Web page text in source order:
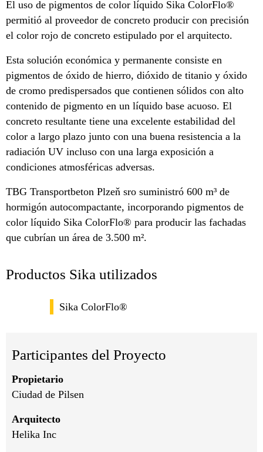
El uso de pigmentos de color líquido Sika ColorFlo®
permitió al proveedor de concreto producir con precisión
el color rojo de concreto estipulado por el arquitecto.
Esta solución económica y permanente consiste en
pigmentos de óxido de hierro, dióxido de titanio y óxido
de cromo predispersados que contienen sólidos con alto
contenido de pigmento en un líquido base acuoso. El
concreto resultante tiene una excelente estabilidad del
color a largo plazo junto con una buena resistencia a la
radiación UV incluso con una larga exposición a
condiciones atmosféricas adversas.
TBG Transportbeton Plzeň sro suministró 600 m³ de
hormigón autocompactante, incorporando pigmentos de
color líquido Sika ColorFlo® para producir las fachadas
que cubrían un área de 3.500 m².
Productos Sika utilizados
Sika ColorFlo®
Participantes del Proyecto
Propietario
Ciudad de Pilsen
Arquitecto
Helika Inc